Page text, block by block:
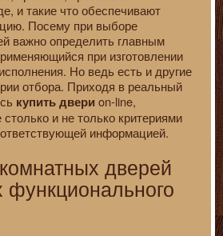
и такие что обеспечивают
Посему при выборе
важно определить главным
при изготовлении
Но ведь есть и другие
отбора. Приходя в реальный
купить двериon-line,
столько и не только критериями
информацией.
дверей
функционального